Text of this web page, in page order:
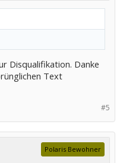
Disqualifikation. Danke
Text
#5
Polaris Bewohner